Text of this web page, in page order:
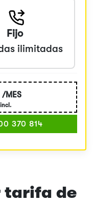
Fijo
ilimitadas
/MES
incl.
370 814
tarifa de